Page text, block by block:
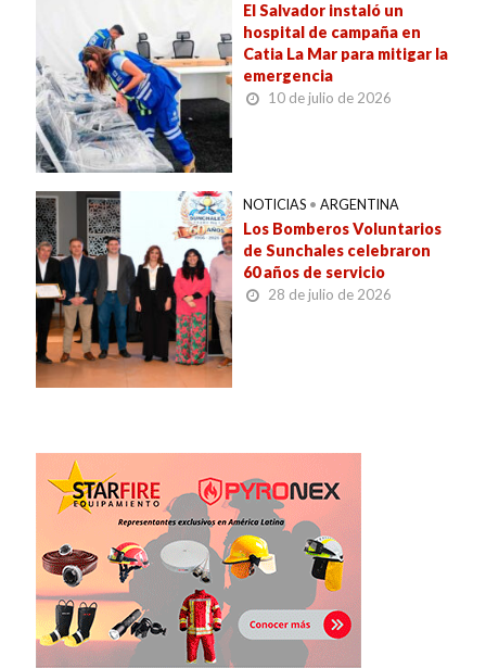
El Salvador instaló un
hospital de campaña en
Catia La Mar para mitigar la
emergencia
10 de julio de 2026
NOTICIAS • ARGENTINA
Los Bomberos Voluntarios
de Sunchales celebraron
60 años de servicio
28 de julio de 2026